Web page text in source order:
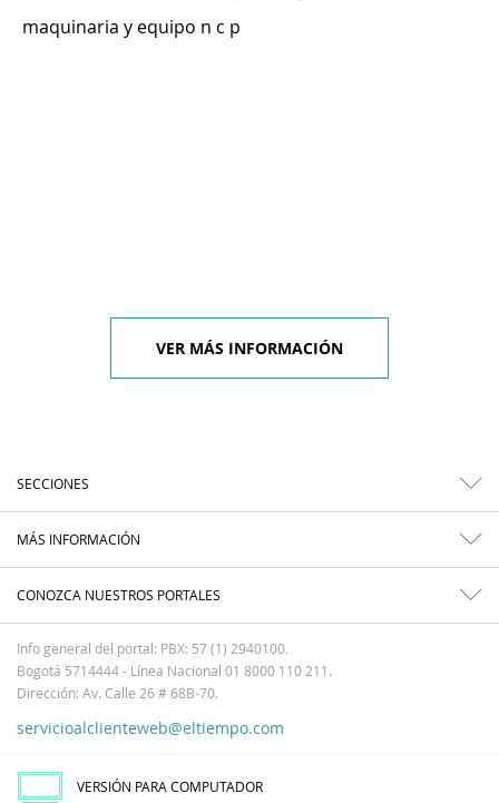
maquinaria y equipo n c p
VER MÁS INFORMACIÓN
SECCIONES
MÁS INFORMACIÓN
CONOZCA NUESTROS PORTALES
Info general del portal: PBX: 57 (1) 2940100.
Bogotá 5714444 - Línea Nacional 01 8000 110 211.
Dirección: Av. Calle 26 # 68B-70.
servicioalclienteweb@eltiempo.com
VERSIÓN PARA COMPUTADOR